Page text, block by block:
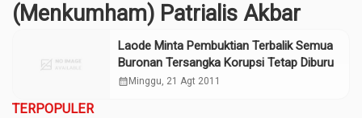
(Menkumham) Patrialis Akbar
Laode Minta Pembuktian Terbalik Semua
Buronan Tersangka Korupsi Tetap Diburu
calendar_month Minggu, 21 Agt 2011
TERPOPULER